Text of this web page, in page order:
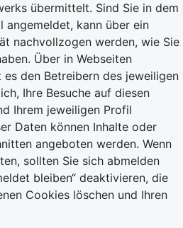
übermittelt. Sind Sie in dem
angemeldet, kann über ein
nachvollzogen werden, wie Sie
Über in Webseiten
den Betreibern des jeweiligen
Ihre Besuche auf diesen
Ihrem jeweiligen Profil
Daten können Inhalte oder
angeboten werden. Wenn
sollten Sie sich abmelden
bleiben“ deaktivieren, die
Cookies löschen und Ihren